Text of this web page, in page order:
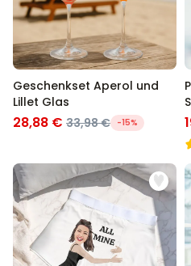
Geschenkset Aperol und
Lillet Glas
28,88 € 33,98 € -15%